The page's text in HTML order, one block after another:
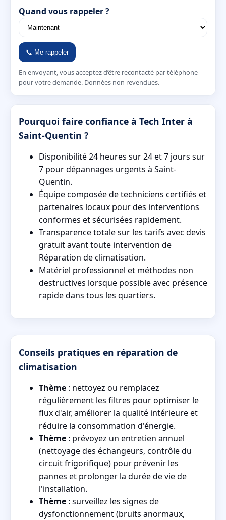
Quand vous rappeler ?
📞 Me rappeler
En envoyant, vous acceptez d’être recontacté par téléphone
pour votre demande. Données non revendues.
Pourquoi faire confiance à Tech Inter à
Saint-Quentin ?
Disponibilité 24 heures sur 24 et 7 jours sur
7 pour dépannages urgents à Saint-
Quentin.
Équipe composée de techniciens certifiés et
partenaires locaux pour des interventions
conformes et sécurisées rapidement.
Transparence totale sur les tarifs avec devis
gratuit avant toute intervention de
Réparation de climatisation.
Matériel professionnel et méthodes non
destructives lorsque possible avec présence
rapide dans tous les quartiers.
Conseils pratiques en réparation de
climatisation
Thème : nettoyez ou remplacez
régulièrement les filtres pour optimiser le
flux d'air, améliorer la qualité intérieure et
réduire la consommation d'énergie.
Thème : prévoyez un entretien annuel
(nettoyage des échangeurs, contrôle du
circuit frigorifique) pour prévenir les
pannes et prolonger la durée de vie de
l'installation.
Thème : surveillez les signes de
dysfonctionnement (bruits anormaux,